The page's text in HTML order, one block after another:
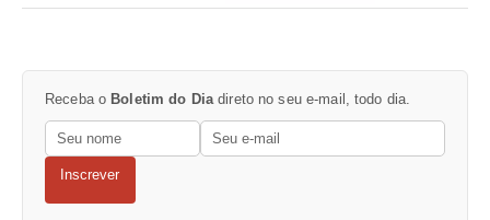
Receba o Boletim do Diadireto no seu e-mail, todo dia.
Inscrever